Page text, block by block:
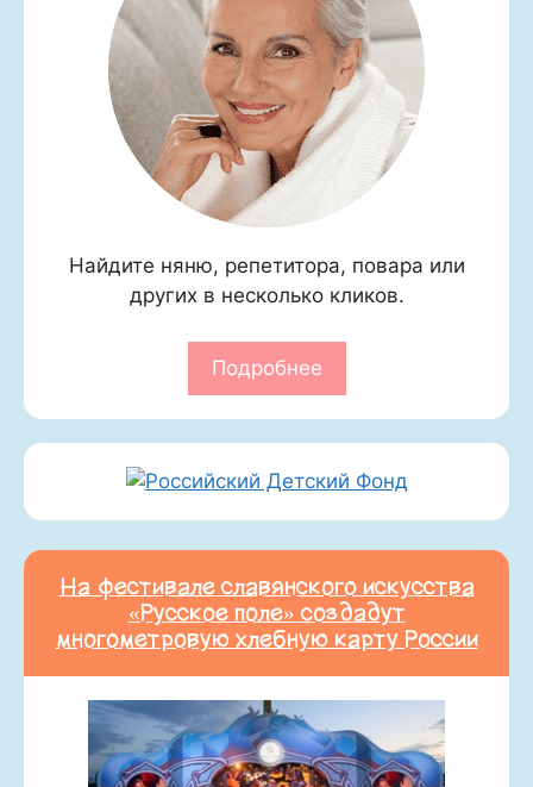
Найдите няню, репетитора, повара или
других в несколько кликов.
Подробнее
На фестивале славянского искусства
«Русское поле» создадут
многометровую хлебную карту России